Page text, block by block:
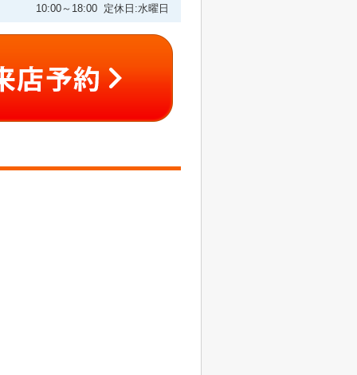
10:00～18:00 定休日:水曜日